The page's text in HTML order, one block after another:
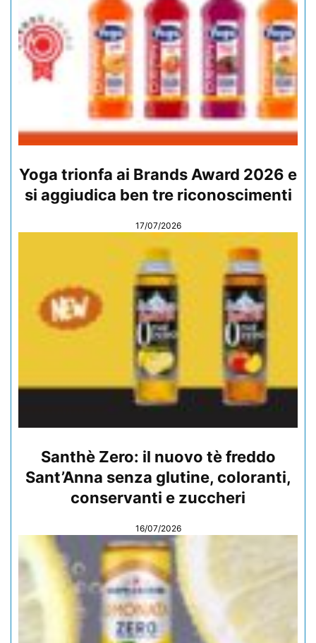
Yoga trionfa ai Brands Award 2026 e
si aggiudica ben tre riconoscimenti
17/07/2026
Santhè Zero: il nuovo tè freddo
Sant’Anna senza glutine, coloranti,
conservanti e zuccheri
16/07/2026